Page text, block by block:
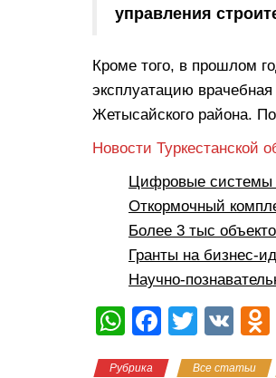
управления
Кроме того, в прошлом
эксплуатацию
Жетысайского района.
Новости Туркестанской
Цифровые системы
Откормочный
Более 3 тыс
Гранты на бизнес-
Научно-
W F
T
V
Рубрика Все статьи